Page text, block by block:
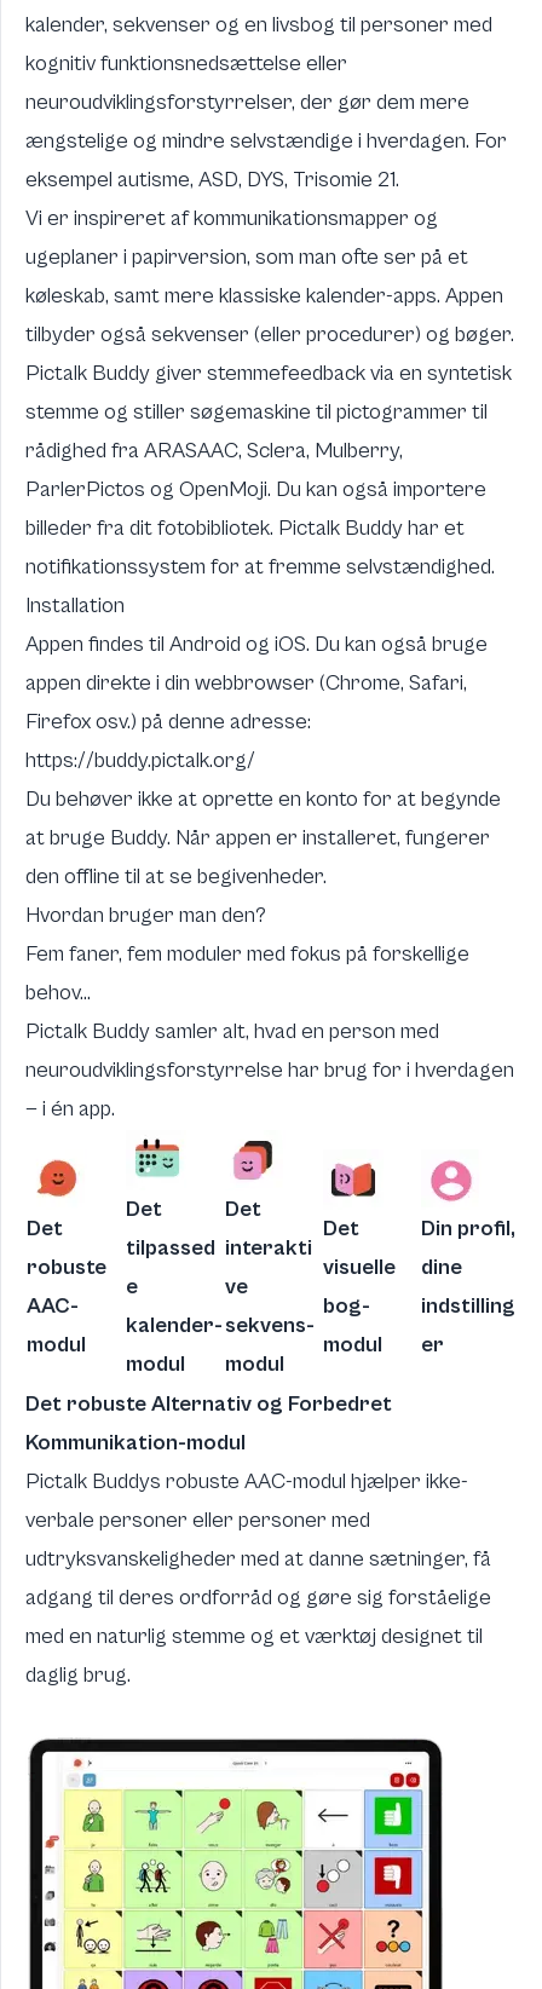
kalender, sekvenser og en livsbog til personer med
kognitiv funktionsnedsættelse eller
neuroudviklingsforstyrrelser, der gør dem mere
ængstelige og mindre selvstændige i hverdagen. For
eksempel autisme, ASD, DYS, Trisomie 21.
Vi er inspireret af kommunikationsmapper og
ugeplaner i papirversion, som man ofte ser på et
køleskab, samt mere klassiske kalender-apps. Appen
tilbyder også sekvenser (eller procedurer) og bøger.
Pictalk Buddy giver stemmefeedback via en syntetisk
stemme og stiller søgemaskine til pictogrammer til
rådighed fraARASAAC, Sclera, Mulberry,
ParlerPictos og OpenMoji. Du kan også importere
billeder fra dit fotobibliotek. Pictalk Buddy har et
notifikationssystem for at fremme selvstændighed.
Installation
Appen findes til Android og iOS. Du kan også bruge
appen direkte i din webbrowser (Chrome, Safari,
Firefox osv.) på denne adresse:
https://buddy.pictalk.org/
Du behøver ikke at oprette en konto for at begynde
at bruge Buddy. Når appen er installeret, fungerer
den offline til at se begivenheder.
Hvordan bruger man den?
Fem faner, fem moduler med fokus på forskellige
behov...
Pictalk Buddy samler alt, hvad en person med
neuroudviklingsforstyrrelse har brug for i hverdagen
— i én app.
Det
robuste
AAC-
modul
Det
tilpassed
e
kalender-
modul
Det
interakti
ve
sekvens-
modul
Det
visuelle
bog-
modul
Din profil,
dine
indstilling
er
Det robuste Alternativ og Forbedret
Kommunikation-modul
Pictalk Buddys robuste AAC-modul hjælper ikke-
verbale personer eller personer med
udtryksvanskeligheder med at danne sætninger, få
adgang til deres ordforråd og gøre sig forståelige
med en naturlig stemme og et værktøj designet til
daglig brug.